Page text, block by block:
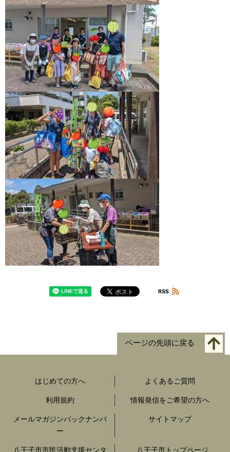
ページの先頭に戻る
はじめての方へ よくあるご質問
利用規約 情報発信をご希望の方へ
メールマガジンバックナンバ
ー
サイトマップ
八王子市市民活動支援センタ
八王子市トップページ